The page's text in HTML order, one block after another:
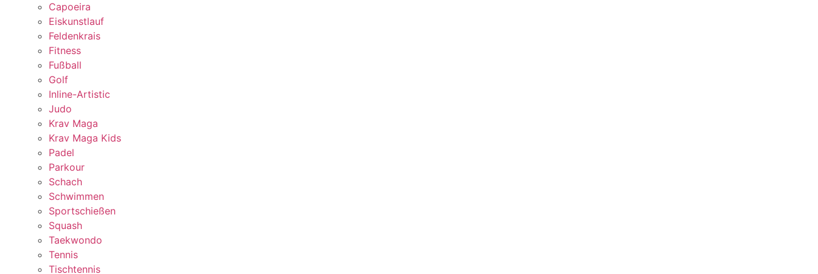
Capoeira
Eiskunstlauf
Feldenkrais
Fitness
Fußball
Golf
Inline-Artistic
Judo
Krav Maga
Krav Maga Kids
Padel
Parkour
Schach
Schwimmen
Sportschießen
Squash
Taekwondo
Tennis
Tischtennis